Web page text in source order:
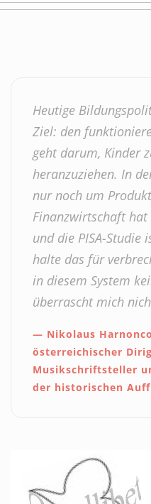
Heutige
Ziel: den
geht darum, Kinder
heranzuziehen. In
nur noch um
Finanzwirtschaft
und die PISA-
halte das für
in diesem System
überrascht mich
Nikolaus
österreichischer
Musikschriftsteller
der historischen